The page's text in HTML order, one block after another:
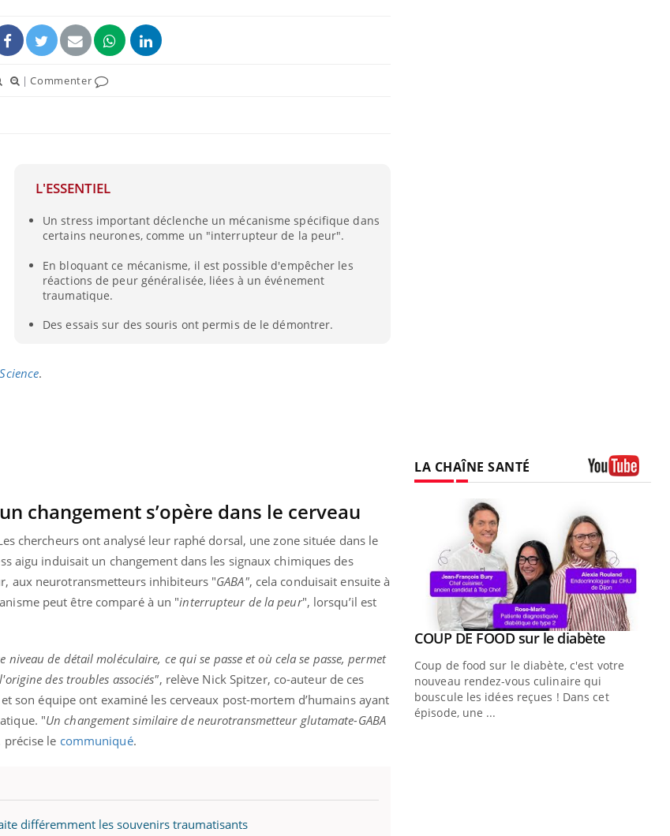
|Commenter
L'ESSENTIEL
Un stress important déclenche un mécanisme spécifique dans
certains neurones, comme un "interrupteur de la peur".
En bloquant ce mécanisme, il est possible d'empêcher les
réactions de peur généralisée, liées à un événement
traumatique.
Des essais sur des souris ont permis de le démontrer.
Science.
changement s’opère dans le cerveau
chercheurs ont analysé leur raphé dorsal, une zone située dans le
aigu induisait un changement dans les signaux chimiques des
aux neurotransmetteurs inhibiteurs "GABA", cela conduisait ensuite à
peut être comparé à un "interrupteur de la peur", lorsqu’il est
niveau de détail moléculaire, ce qui se passe et où cela se passe, permet
des troubles associés", relève Nick Spitzer, co-auteur de ces
son équipe ont examiné les cerveaux post-mortem d’humains ayant
"Un changement similaire de neurotransmetteur glutamate-GABA
précise le communiqué.
différemment les souvenirs traumatisants
LA CHAÎNE SANTÉ
approche, et, pour de
personnes atteintes de
une période de questions, de
...
faciliter l’accès à la médecine
préventiveYoutube
Un établissement lié à un groupe
mutualiste innove en matière de bilan de
santé : l'utilisation d'un « jumeau
Youtube
COUP DE FOOD sur le diabèteYoutube
Coup de food sur le diabète, c'est votre
nouveau rendez-vous culinaire qui
bouscule les idées reçues ! Dans cet
épisode, une ...